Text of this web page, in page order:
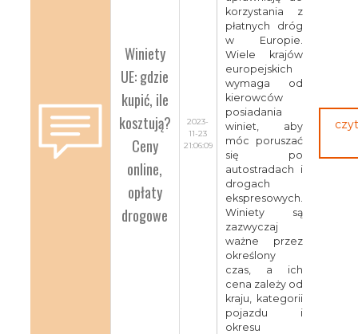
Winiety
UE: gdzie
kupić, ile
kosztują?
Ceny
online,
opłaty
drogowe
2023-
11-23
21:06:09
korzystania z
płatnych dróg
w Europie.
Wiele krajów
europejskich
wymaga od
kierowców
posiadania
winiet, aby
móc poruszać
się po
autostradach i
drogach
ekspresowych.
Winiety są
zazwyczaj
ważne przez
określony
czas, a ich
cena zależy od
kraju, kategorii
pojazdu i
okresu